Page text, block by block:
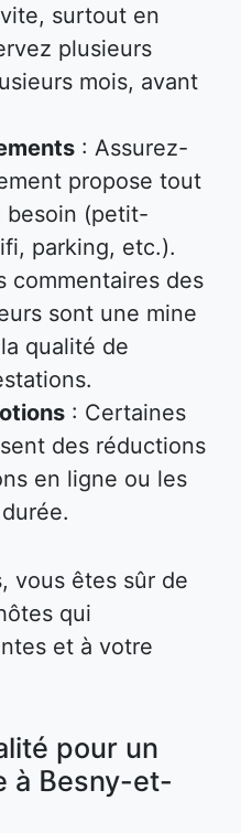
surtout en
plusieurs
mois, avant
: Assurez-
propose tout
besoin (petit-
parking, etc.).
commentaires des
sont une mine
qualité de
: Certaines
des réductions
en ligne ou les
vous êtes sûr de
qui
et à votre
pour un
à Besny-et-